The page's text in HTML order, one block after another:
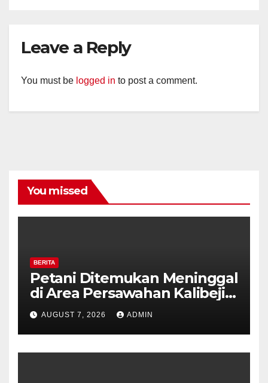
Leave a Reply
You must be logged in to post a comment.
You missed
BERITA
Petani Ditemukan Meninggal
di Area Persawahan Kalibeji,
Polisi Pastikan Tidak Ada
Tanda Kekerasan
AUGUST 7, 2026 ADMIN